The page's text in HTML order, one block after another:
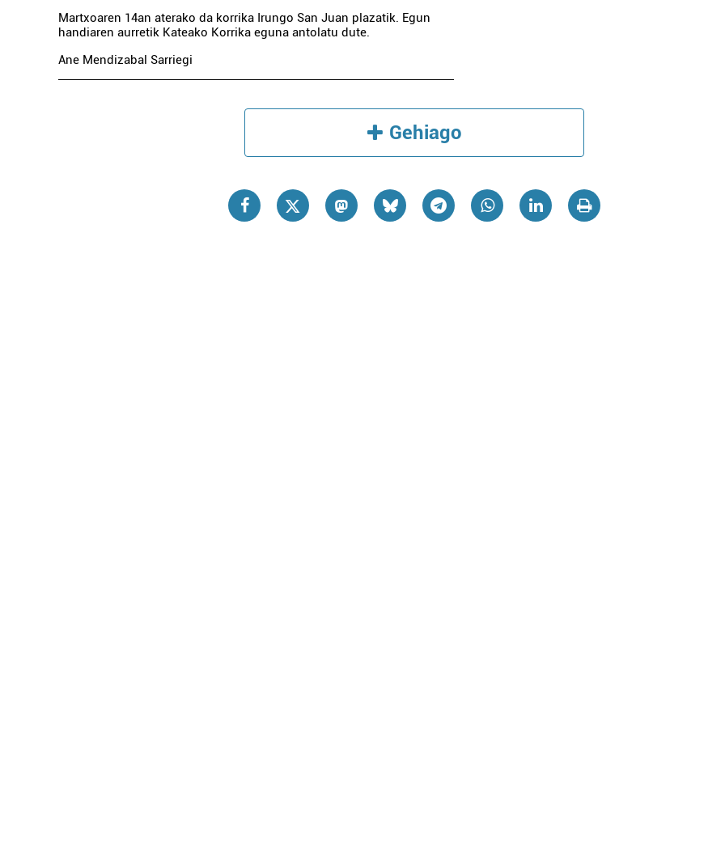
Martxoaren 14an aterako da korrika Irungo San Juan plazatik. Egun
handiaren aurretik Kateako Korrika eguna antolatu dute.
Ane Mendizabal Sarriegi
Gehiago